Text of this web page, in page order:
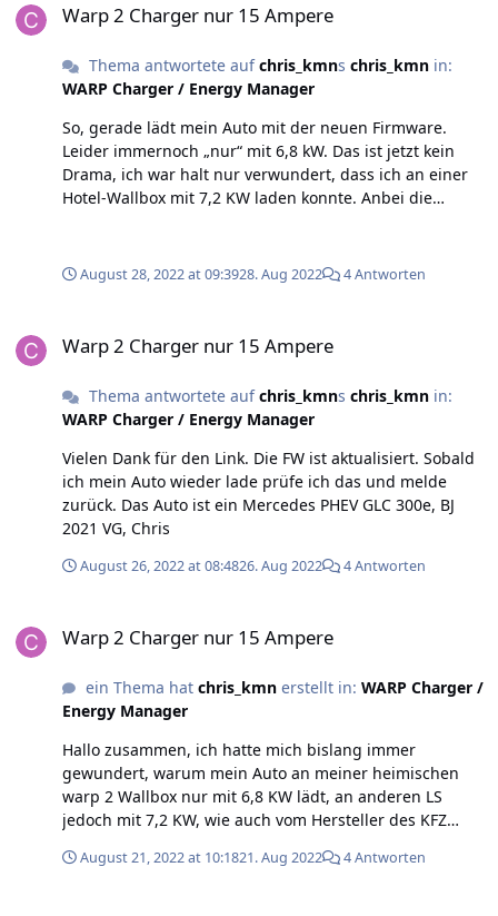
Warp 2 Charger nur 15 Ampere
Thema antwortete aufchris_kmns chris_kmnin:
WARP Charger / Energy Manager
So, gerade lädt mein Auto mit der neuen Firmware.
Leider immernoch „nur“ mit 6,8 kW. Das ist jetzt kein
Drama, ich war halt nur verwundert, dass ich an einer
Hotel-Wallbox mit 7,2 KW laden konnte. Anbei die
August 28, 2022 at 09:3928. Aug 2022 4 Antworten
Warp 2 Charger nur 15 Ampere
Thema antwortete aufchris_kmns chris_kmnin:
WARP Charger / Energy Manager
Vielen Dank für den Link. Die FW ist aktualisiert. Sobald
ich mein Auto wieder lade prüfe ich das und melde
zurück. Das Auto ist ein Mercedes PHEV GLC 300e, BJ
2021 VG, Chris
August 26, 2022 at 08:4826. Aug 2022 4 Antworten
Warp 2 Charger nur 15 Ampere
ein Thema hat chris_kmnerstellt in: WARP Charger /
Energy Manager
Hallo zusammen, ich hatte mich bislang immer
gewundert, warum mein Auto an meiner heimischen
warp 2 Wallbox nur mit 6,8 KW lädt, an anderen LS
jedoch mit 7,2 KW, wie auch vom Hersteller des KFZ
Zähler der WB bei eingestellten 16 Ampere Ladestrom
August 21, 2022 at 10:1821. Aug 2022 4 Antworten